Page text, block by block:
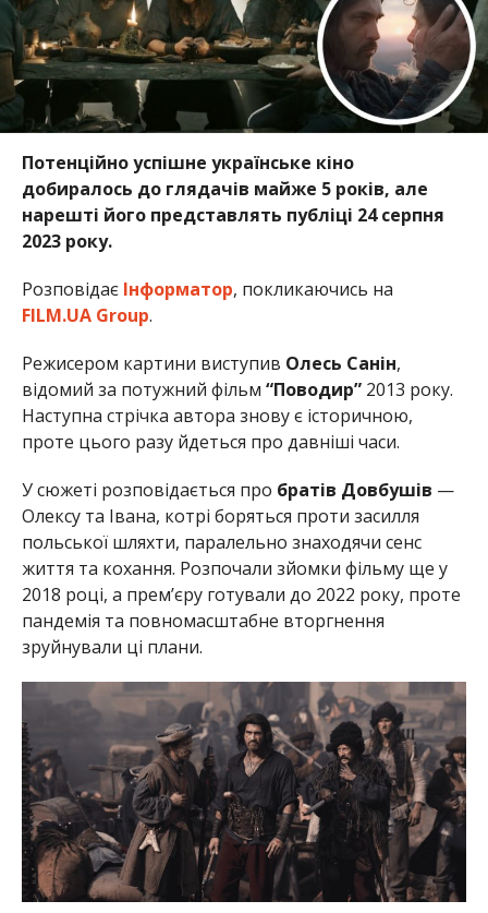
Потенційно успішне українське кіно
добиралось до глядачів майже 5 років, але
нарешті його представлять публіці 24 серпня
2023 року.
РозповідаєІнформатор, покликаючись на
FILM.UA Group.
Режисером картини виступив Олесь Санін,
відомий за потужний фільм “Поводир”2013 року.
Наступна стрічка автора знову є історичною,
проте цього разу йдеться про давніші часи.
У сюжеті розповідається про братів Довбушів —
Олексу та Івана, котрі боряться проти засилля
польської шляхти, паралельно знаходячи сенс
життя та кохання. Розпочали зйомки фільму ще у
2018 році, а прем’єру готували до 2022 року, проте
пандемія та повномасштабне вторгнення
зруйнували ці плани.